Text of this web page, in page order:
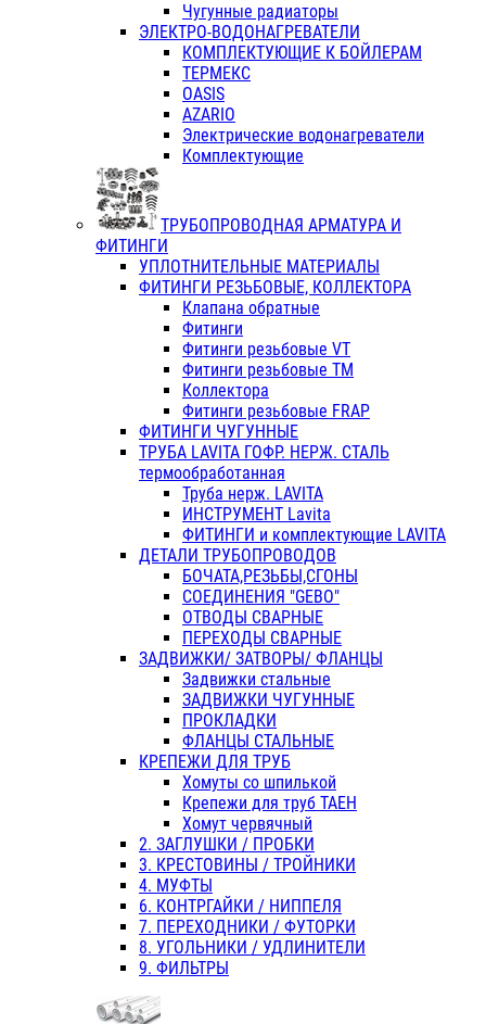
Чугунные радиаторы
ЭЛЕКТРО-ВОДОНАГРЕВАТЕЛИ
КОМПЛЕКТУЮЩИЕ К БОЙЛЕРАМ
ТЕРМЕКС
OASIS
AZARIO
Электрические водонагреватели
Комплектующие
ТРУБОПРОВОДНАЯ АРМАТУРА И
ФИТИНГИ
УПЛОТНИТЕЛЬНЫЕ МАТЕРИАЛЫ
ФИТИНГИ РЕЗЬБОВЫЕ, КОЛЛЕКТОРА
Клапана обратные
Фитинги
Фитинги резьбовые VT
Фитинги резьбовые ТМ
Коллектора
Фитинги резьбовые FRAP
ФИТИНГИ ЧУГУННЫЕ
ТРУБА LAVITA ГОФР. НЕРЖ. СТАЛЬ
термообработанная
Труба нерж. LAVITA
ИНСТРУМЕНТ Lavita
ФИТИНГИ и комплектующие LAVITA
ДЕТАЛИ ТРУБОПРОВОДОВ
БОЧАТА,РЕЗЬБЫ,СГОНЫ
СОЕДИНЕНИЯ "GEBO"
ОТВОДЫ СВАРНЫЕ
ПЕРЕХОДЫ СВАРНЫЕ
ЗАДВИЖКИ/ ЗАТВОРЫ/ ФЛАНЦЫ
Задвижки стальные
ЗАДВИЖКИ ЧУГУННЫЕ
ПРОКЛАДКИ
ФЛАНЦЫ СТАЛЬНЫЕ
КРЕПЕЖИ ДЛЯ ТРУБ
Хомуты со шпилькой
Крепежи для труб ТАЕН
Хомут червячный
2. ЗАГЛУШКИ / ПРОБКИ
3. КРЕСТОВИНЫ / ТРОЙНИКИ
4. МУФТЫ
6. КОНТРГАЙКИ / НИППЕЛЯ
7. ПЕРЕХОДНИКИ / ФУТОРКИ
8. УГОЛЬНИКИ / УДЛИНИТЕЛИ
9. ФИЛЬТРЫ